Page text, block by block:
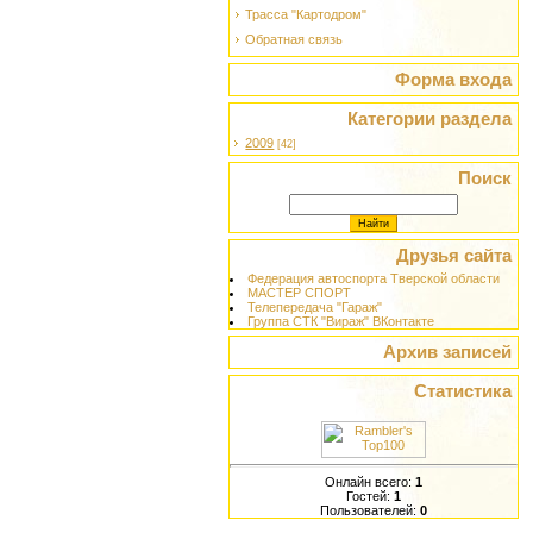
Трасса "Картодром"
Обратная связь
Форма входа
Категории раздела
2009 [42]
Поиск
Друзья сайта
Федерация автоспорта Тверской области
МАСТЕР СПОРТ
Телепередача "Гараж"
Группа СТК "Вираж" ВКонтакте
Архив записей
Статистика
Онлайн всего: 1
Гостей: 1
Пользователей: 0